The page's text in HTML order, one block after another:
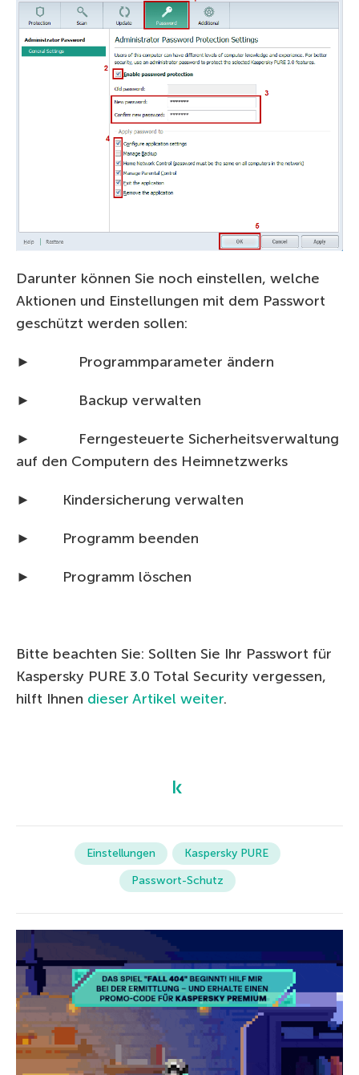
Darunter können Sie noch einstellen, welche
Aktionen und Einstellungen mit dem Passwort
geschützt werden sollen:
► Programmparameter ändern
► Backup verwalten
► Ferngesteuerte Sicherheitsverwaltung
auf den Computern des Heimnetzwerks
► Kindersicherung verwalten
► Programm beenden
► Programm löschen
Bitte beachten Sie: Sollten Sie Ihr Passwort für
Kaspersky PURE 3.0 Total Security vergessen,
hilft Ihnen dieser Artikel weiter.
Einstellungen
Kaspersky PURE
Passwort-Schutz